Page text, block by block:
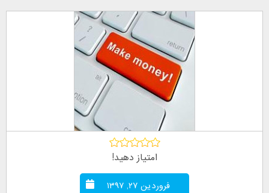
امتیاز دهید!
فروردین ۲۷, ۱۳۹۷